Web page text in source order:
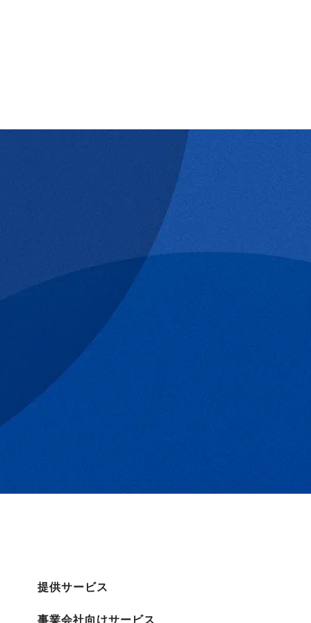
提供サービス
事業会社向けサービス